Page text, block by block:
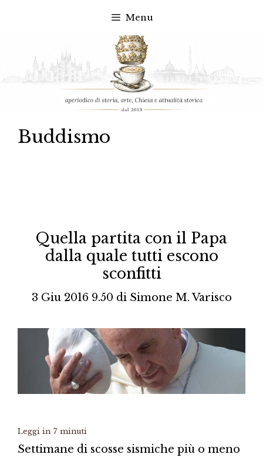
contenuto
Menu
Buddismo
Quella partita con il Papa
dalla quale tutti escono
sconfitti
3 Giu 2016 9.50 di Simone M. Varisco
Leggi in 7 minuti
Settimane di scosse sismiche più o meno